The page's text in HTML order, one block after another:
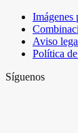
Imágenes
Aviso
Política
Síguenos